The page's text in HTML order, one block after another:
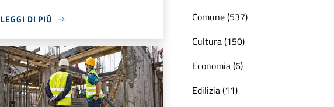
LEGGI DI PIÙ
Comune (537)
Cultura (150)
Economia (6)
Edilizia (11)